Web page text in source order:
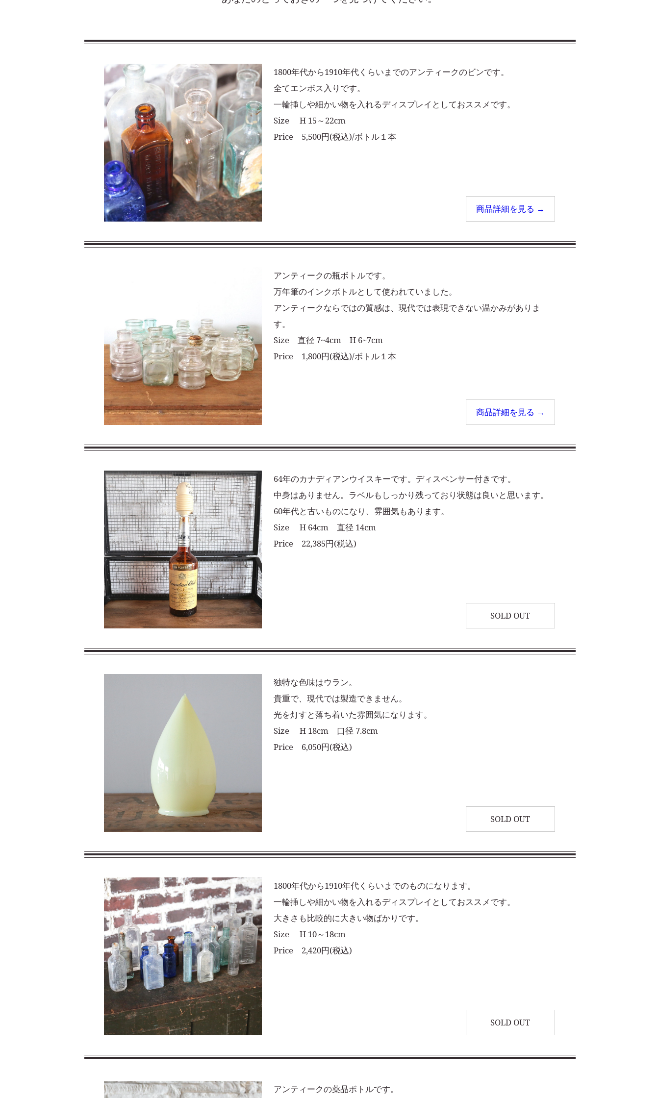
1800年代から1910年代くらいまでのアンティークのビンです。
全てエンボス入りです。
一輪挿しや細かい物を入れるディスプレイとしておススメです。
Size H 15～22cm
Price 5,500円(税込)/ボトル１本
商品詳細を見る →
アンティークの瓶ボトルです。
万年筆のインクボトルとして使われていました。
アンティークならではの質感は、現代では表現できない温かみがありま
す。
Size 直径 7~4cm H 6~7cm
Price 1,800円(税込)/ボトル１本
商品詳細を見る →
64年のカナディアンウイスキーです。ディスペンサー付きです。
中身はありません。ラベルもしっかり残っており状態は良いと思います。
60年代と古いものになり、雰囲気もあります。
Size H 64cm 直径 14cm
Price 22,385円(税込)
SOLD OUT
独特な色味はウラン。
貴重で、現代では製造できません。
光を灯すと落ち着いた雰囲気になります。
Size H 18cm 口径 7.8cm
Price 6,050円(税込)
SOLD OUT
1800年代から1910年代くらいまでのものになります。
一輪挿しや細かい物を入れるディスプレイとしておススメです。
大きさも比較的に大きい物ばかりです。
Size H 10～18cm
Price 2,420円(税込)
SOLD OUT
アンティークの薬品ボトルです。